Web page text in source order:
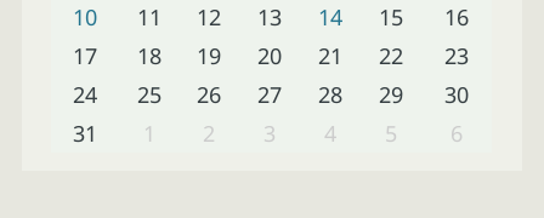
10
11 12 13 14 15
16
17
18 19 20 21 22
23
24
25 26 27 28 29
30
31
1 2 3 4 5 6